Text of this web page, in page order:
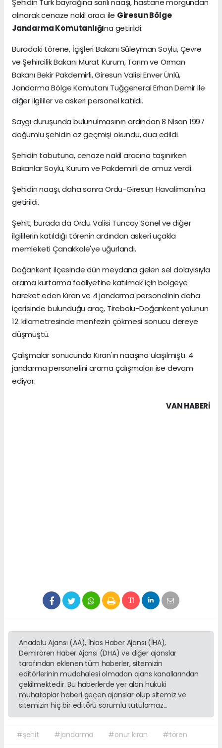
Şehidin Türk bayrağına sarılı naaşı, hastane morgundan
alınarak cenaze nakil aracı ile Giresun Bölge
Jandarma Komutanlığına getirildi.
Buradaki törene, İçişleri Bakanı Süleyman Soylu, Çevre
ve Şehircilik Bakanı Murat Kurum, Tarım ve Orman
Bakanı Bekir Pakdemirli, Giresun Valisi Enver Ünlü,
Jandarma Bölge Komutanı Tuğgeneral Erhan Demir ile
diğer ilgililer ve askeri personel katıldı.
Saygı duruşunda bulunulmasının ardından 8 Nisan 1997
doğumlu şehidin öz geçmişi okundu, dua edildi.
Şehidin tabutuna, cenaze nakil aracına taşınırken
Bakanlar Soylu, Kurum ve Pakdemirli de omuz verdi.
Şehidin naaşı, daha sonra Ordu-Giresun Havalimanı'na
getirildi.
Şehit, burada da Ordu Valisi Tuncay Sonel ve diğer
ilgililerin katıldığı törenin ardından askeri uçakla
memleketi Çanakkale'ye uğurlandı.
Doğankent ilçesinde dün meydana gelen sel dolayısıyla
arama kurtarma faaliyetine katılmak için bölgeye
hareket eden Kıran ve 4 jandarma personelinin daha
içerisinde bulunduğu araç, Tirebolu-Doğankent yolunun
12. kilometresinde menfezin çökmesi sonucu dereye
düşmüştü.
Çalışmalar sonucunda Kıran'ın naaşına ulaşılmıştı. 4
jandarma personelini arama çalışmaları ise devam
ediyor.
VAN HABERİ
Anadolu Ajansı (AA), İhlas Haber Ajansı (İHA),
Demirören Haber Ajansı (DHA) ve diğer ajanslar
tarafından eklenen tüm haberler, sitemizin
editörlerinin müdahalesi olmadan ajans kanallarından
çekilmektedir. Bu haberlerde yer alan hukuki
muhataplar haberi geçen ajanslar olup sitemiz ve
sitemizin hiç bir editörü sorumlu tutulamaz...
#şehit #jandarma #onur kıran #tören